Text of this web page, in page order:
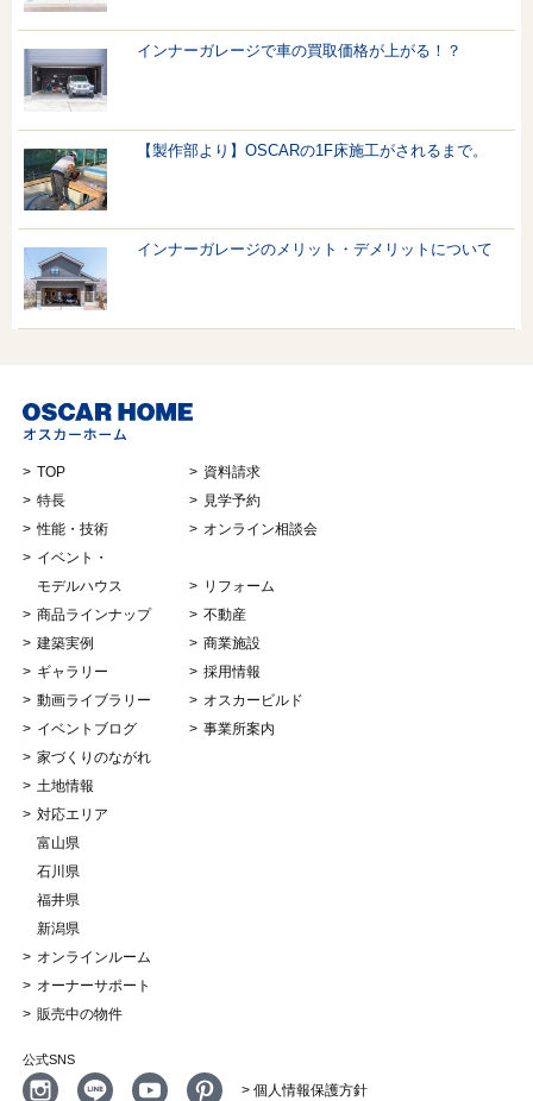
インナーガレージで車の買取価格が上がる！？
【製作部より】OSCARの1F床施工がされるまで。
インナーガレージのメリット・デメリットについて
TOP
特長
性能・技術
イベント・
モデルハウス
商品ラインナップ
建築実例
ギャラリー
動画ライブラリー
イベントブログ
家づくりのながれ
土地情報
対応エリア
富山県
石川県
福井県
新潟県
オンラインルーム
オーナーサポート
販売中の物件
資料請求
見学予約
オンライン相談会
リフォーム
不動産
商業施設
採用情報
オスカービルド
事業所案内
公式SNS
> 個人情報保護方針